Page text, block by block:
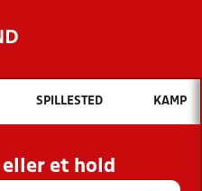
Hvad vil du søge efter?
OG NYHEDER
KLUBBER OG
SPILLESTED KAMP
eller et hold